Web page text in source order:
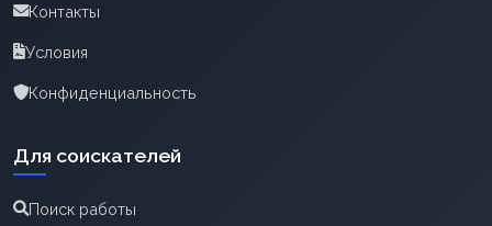
Контакты
Условия
Конфиденциальность
Для соискателей
Поиск работы